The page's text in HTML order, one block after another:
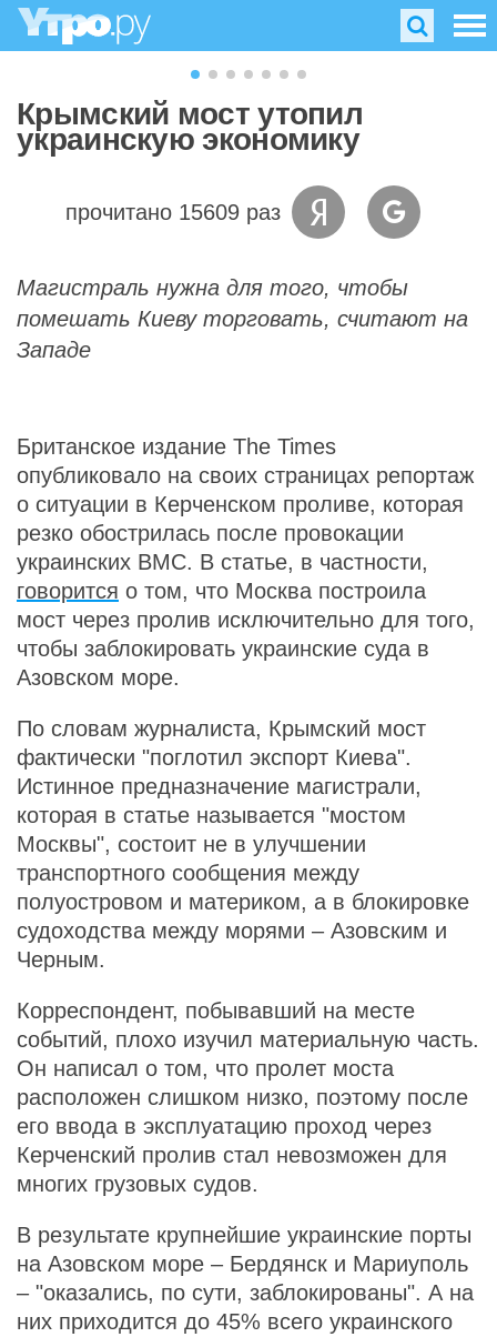
Крымский мост утопил
украинскую экономику
прочитано 15609 раз
Магистраль нужна для того, чтобы
помешать Киеву торговать, считают на
Западе
Британское издание The Times
опубликовало на своих страницах репортаж
о ситуации в Керченском проливе, которая
резко обострилась после провокации
украинских ВМС. В статье, в частности,
говорится о том, что Москва построила
мост через пролив исключительно для того,
чтобы заблокировать украинские суда в
Азовском море.
По словам журналиста, Крымский мост
фактически "поглотил экспорт Киева".
Истинное предназначение магистрали,
которая в статье называется "мостом
Москвы", состоит не в улучшении
транспортного сообщения между
полуостровом и материком, а в блокировке
судоходства между морями – Азовским и
Черным.
Корреспондент, побывавший на месте
событий, плохо изучил материальную часть.
Он написал о том, что пролет моста
расположен слишком низко, поэтому после
его ввода в эксплуатацию проход через
Керченский пролив стал невозможен для
многих грузовых судов.
В результате крупнейшие украинские порты
на Азовском море – Бердянск и Мариуполь
– "оказались, по сути, заблокированы". А на
них приходится до 45% всего украинского